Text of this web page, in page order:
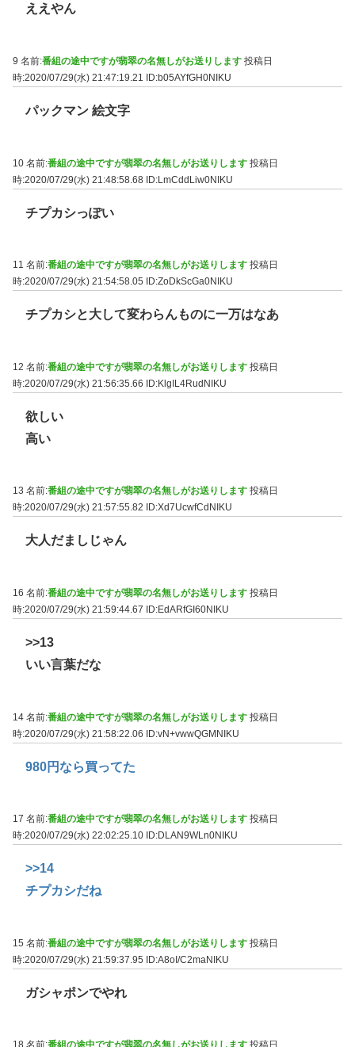
ええやん
9 名前:番組の途中ですが翡翠の名無しがお送りします 投稿日
時:2020/07/29(水) 21:47:19.21
ID:b05AYfGH0NIKU
パックマン 絵文字
10 名前:番組の途中ですが翡翠の名無しがお送りします 投稿日
時:2020/07/29(水) 21:48:58.68 ID:LmCddLiw0NIKU
チプカシっぽい
11 名前:番組の途中ですが翡翠の名無しがお送りします 投稿日
時:2020/07/29(水) 21:54:58.05
ID:ZoDkScGa0NIKU
チプカシと大して変わらんものに一万はなあ
12 名前:番組の途中ですが翡翠の名無しがお送りします 投稿日
時:2020/07/29(水) 21:56:35.66 ID:KlgIL4RudNIKU
欲しい
高い
13 名前:番組の途中ですが翡翠の名無しがお送りします 投稿日
時:2020/07/29(水) 21:57:55.82
ID:Xd7UcwfCdNIKU
大人だましじゃん
16 名前:番組の途中ですが翡翠の名無しがお送りします 投稿日
時:2020/07/29(水) 21:59:44.67
ID:EdARfGI60NIKU
>>13
いい言葉だな
14 名前:番組の途中ですが翡翠の名無しがお送りします 投稿日
時:2020/07/29(水) 21:58:22.06 ID:vN+vwwQGMNIKU
980円なら買ってた
17 名前:番組の途中ですが翡翠の名無しがお送りします 投稿日
時:2020/07/29(水) 22:02:25.10 ID:DLAN9WLn0NIKU
>>14
チプカシだね
15 名前:番組の途中ですが翡翠の名無しがお送りします 投稿日
時:2020/07/29(水) 21:59:37.95 ID:A8oI/C2maNIKU
ガシャポンでやれ